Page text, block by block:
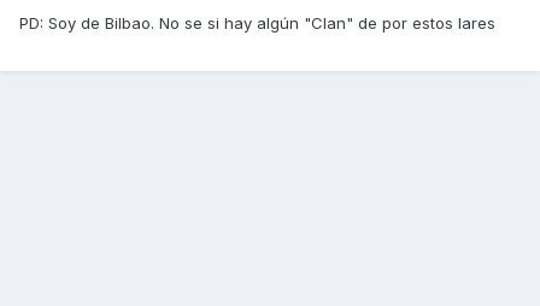
PD: Soy de Bilbao. No se si hay algún "Clan" de por estos lares